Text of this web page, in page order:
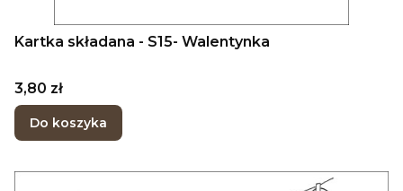
Kartka składana - S15- Walentynka
Cena
3,80 zł
Do koszyka